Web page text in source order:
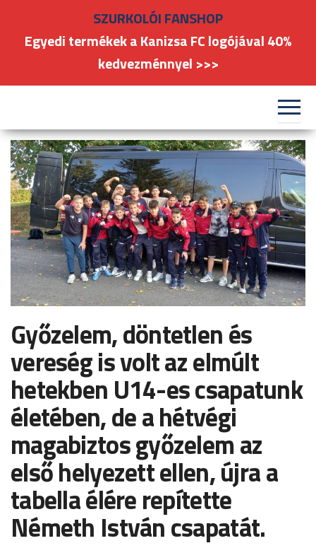
FC
#kanizsafoci
Győzelem, döntetlen és
vereség is volt az elmúlt
hetekben U14-es csapatunk
életében, de a hétvégi
magabiztos győzelem az
első helyezett ellen, újra a
tabella élére repítette
Németh István csapatát.
SZURKOLÓI FANSHOP
Egyedi termékek a Kanizsa FC logójával 40%
kedvezménnyel >>>